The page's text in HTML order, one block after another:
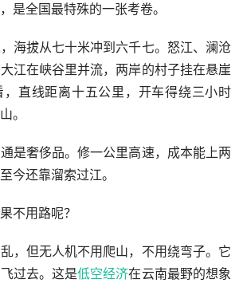
是全国最特殊的一张考卷。
海拔从七十米冲到六千七。怒江、澜沧
江在峡谷里并流，两岸的村子挂在悬崖
，直线距离十五公里，开车得绕三小时
。
是奢侈品。修一公里高速，成本能上两
今还靠溜索过江。
不用路呢？
，但无人机不用爬山，不用绕弯子。它
过去。这是低空经济在云南最野的想象